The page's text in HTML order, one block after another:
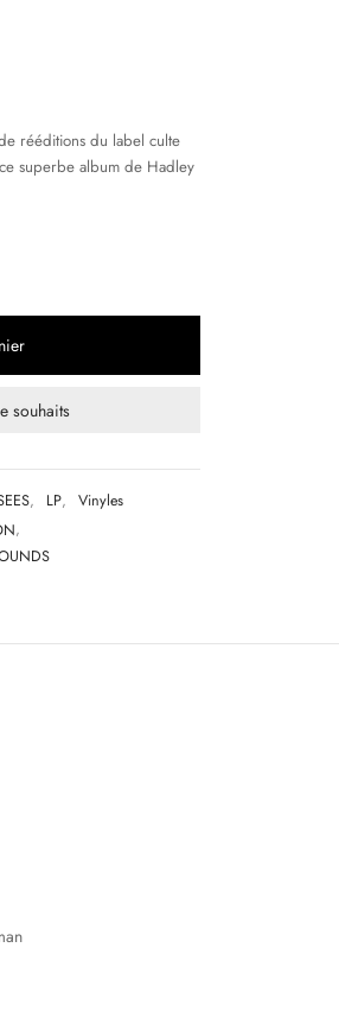
rééditions du label culte
superbe album de Hadley
souhaits
, LP,
Vinyles
,